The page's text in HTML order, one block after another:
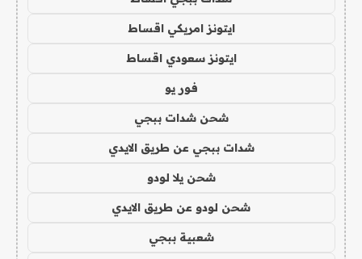
ايتونز امريكي اقساط
ايتونز سعودي اقساط
فور يو
شحن شدات ببجي
شدات ببجي عن طريق الايدي
شحن يلا لودو
شحن لودو عن طريق الايدي
شعبية ببجي